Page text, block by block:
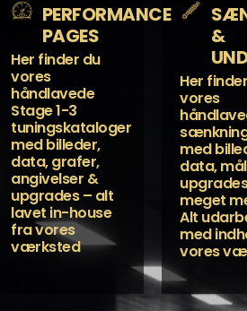
PERFORMANCE
PAGES
Her finder du
vores
håndlavede
Stage 1-3
tuningskataloger
med billeder,
data, grafer,
angivelser &
upgrades – alt
lavet in-house
fra vores
værksted
&
Her
vores
med
data, mål
meget
Alt
med
vores